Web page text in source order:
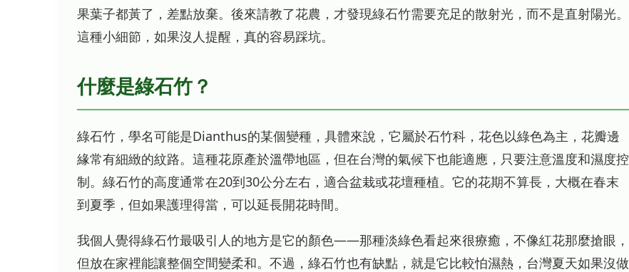
果葉子都黃了，差點放棄。後來請教了花農，才發現綠石竹需要充足的散射光，而不是直射陽光。
這種小細節，如果沒人提醒，真的容易踩坑。
什麼是綠石竹？
綠石竹，學名可能是Dianthus的某個變種，具體來說，它屬於石竹科，花色以綠色為主，花瓣邊
緣常有細緻的紋路。這種花原產於溫帶地區，但在台灣的氣候下也能適應，只要注意溫度和濕度控
制。綠石竹的高度通常在20到30公分左右，適合盆栽或花壇種植。它的花期不算長，大概在春末
到夏季，但如果護理得當，可以延長開花時間。
我個人覺得綠石竹最吸引人的地方是它的顏色——那種淡綠色看起來很療癒，不像紅花那麼搶眼，
但放在家裡能讓整個空間變柔和。不過，綠石竹也有缺點，就是它比較怕濕熱，台灣夏天如果沒做